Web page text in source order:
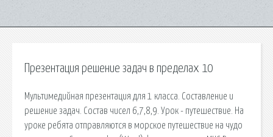
Презентация решение задач в пределах 10
Мультимедийная презентация для 1 класса. Составление и
решение задач. Состав чисел 6,7,8,9. Урок - путешествие. На
уроке ребята отправляются в морское путешествие на чудо